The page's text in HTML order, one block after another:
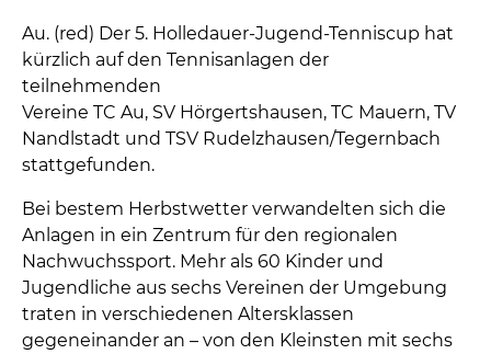
Au. (red) Der 5. Holledauer-Jugend-Tenniscup hat
kürzlich auf den Tennisanlagen der
teilnehmenden
Vereine TC Au, SV Hörgertshausen, TC Mauern, TV
Nandlstadt und TSV Rudelzhausen/Tegernbach
stattgefunden.
Bei bestem Herbstwetter verwandelten sich die
Anlagen in ein Zentrum für den regionalen
Nachwuchssport. Mehr als 60 Kinder und
Jugendliche aus sechs Vereinen der Umgebung
traten in verschiedenen Altersklassen
gegeneinander an – von den Kleinsten mit sechs